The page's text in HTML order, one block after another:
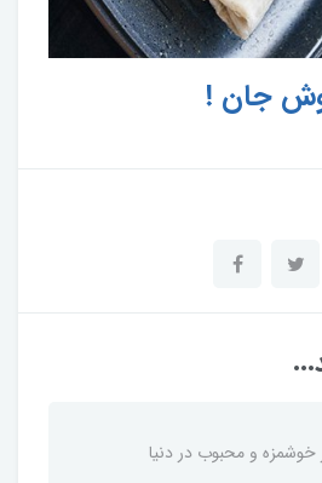
جان !